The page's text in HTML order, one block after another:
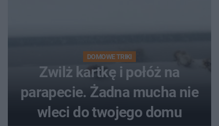
DOMOWE TRIKI
Zwilż kartkę i połóż na
parapecie. Żadna mucha nie
wleci do twojego domu